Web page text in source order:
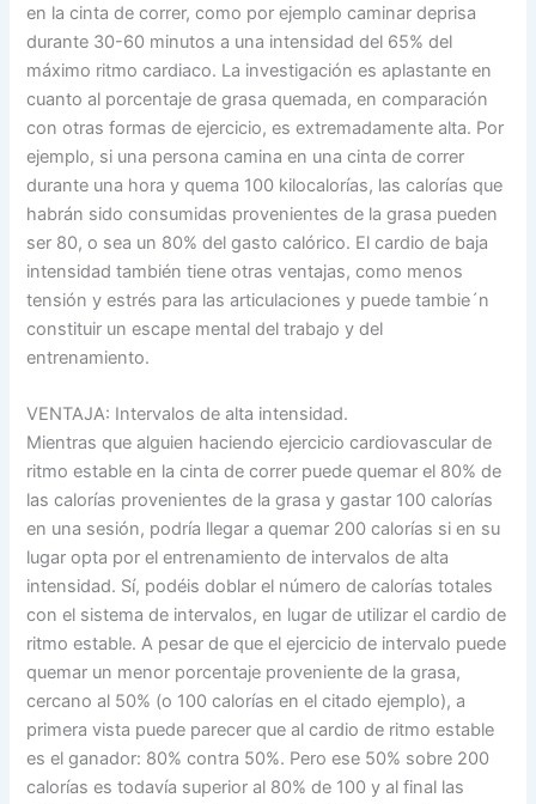
en la cinta de correr, como por ejemplo caminar deprisa
durante 30-60 minutos a una intensidad del 65% del
máximo ritmo cardiaco. La investigación es aplastante en
cuanto al porcentaje de grasa quemada, en comparación
con otras formas de ejercicio, es extremadamente alta. Por
ejemplo, si una persona camina en una cinta de correr
durante una hora y quema 100 kilocalorías, las calorías que
habrán sido consumidas provenientes de la grasa pueden
ser 80, o sea un 80% del gasto calórico. El cardio de baja
intensidad también tiene otras ventajas, como menos
tensión y estrés para las articulaciones y puede tambie´n
constituir un escape mental del trabajo y del
entrenamiento.
VENTAJA: Intervalos de alta intensidad.
Mientras que alguien haciendo ejercicio cardiovascular de
ritmo estable en la cinta de correr puede quemar el 80% de
las calorías provenientes de la grasa y gastar 100 calorías
en una sesión, podría llegar a quemar 200 calorías si en su
lugar opta por el entrenamiento de intervalos de alta
intensidad. Sí, podéis doblar el número de calorías totales
con el sistema de intervalos, en lugar de utilizar el cardio de
ritmo estable. A pesar de que el ejercicio de intervalo puede
quemar un menor porcentaje proveniente de la grasa,
cercano al 50% (o 100 calorías en el citado ejemplo), a
primera vista puede parecer que al cardio de ritmo estable
es el ganador: 80% contra 50%. Pero ese 50% sobre 200
calorías es todavía superior al 80% de 100 y al final las